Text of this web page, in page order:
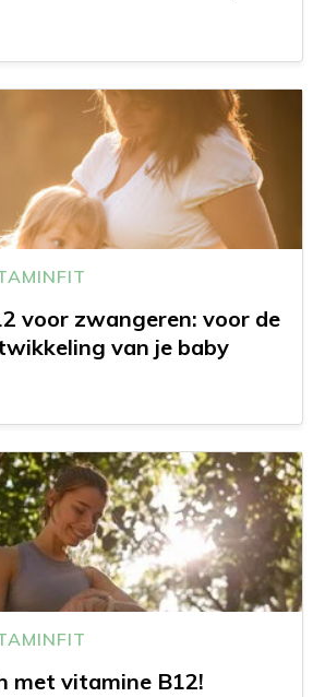
voor zwangeren: voor de
van je baby
met vitamine B12!